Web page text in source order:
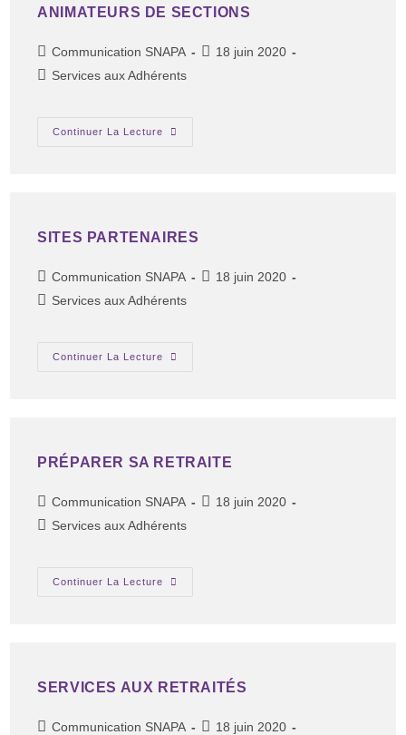
ANIMATEURS DE SECTIONS
Communication SNAPA
18 juin 2020
Services aux Adhérents
Continuer La Lecture
SITES PARTENAIRES
Communication SNAPA
18 juin 2020
Services aux Adhérents
Continuer La Lecture
PRÉPARER SA RETRAITE
Communication SNAPA
18 juin 2020
Services aux Adhérents
Continuer La Lecture
SERVICES AUX RETRAITÉS
Communication SNAPA
18 juin 2020